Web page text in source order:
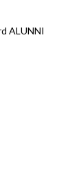
ALUNNI